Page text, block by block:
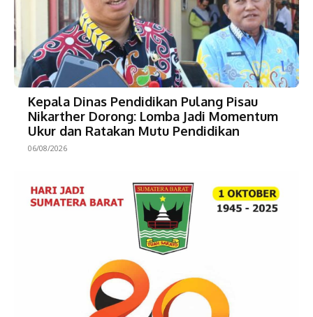
Kepala Dinas Pendidikan Pulang Pisau
Nikarther Dorong: Lomba Jadi Momentum
Ukur dan Ratakan Mutu Pendidikan
06/08/2026